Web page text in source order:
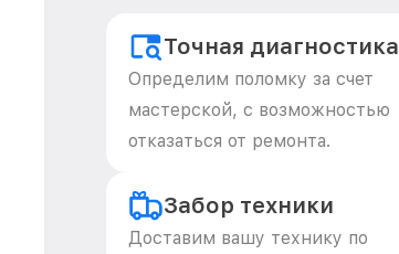
Точная диагностика
Определим поломку за счет
мастерской, с возможностью
отказаться от ремонта.
Забор техники
Доставим вашу технику по